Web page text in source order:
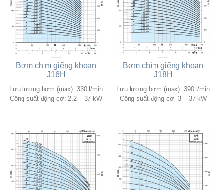
Bơm chìm giếng khoan
J16H
Lưu lượng bơm (max): 330 l/min
Công suất động cơ: 2.2 – 37 kW
Bơm chìm giếng khoan
J18H
Lưu lượng bơm (max): 390 l/min
Công suất động cơ: 3 – 37 kW